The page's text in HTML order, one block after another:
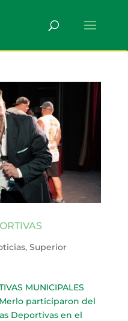
, Superior
MUNICIPALES
participaron del
Deportivas en el